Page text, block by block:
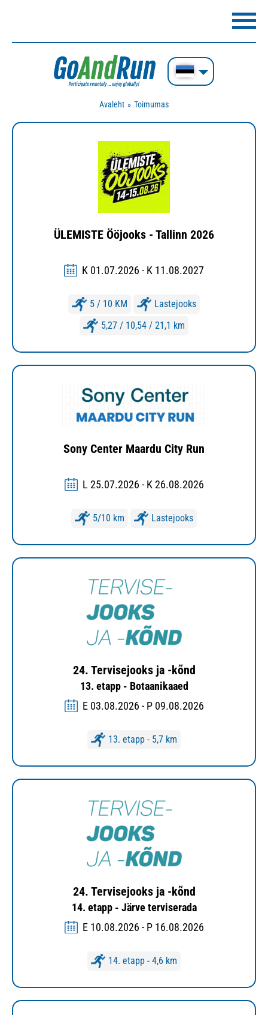
Avaleht Toimumas
ÜLEMISTE Ööjooks - Tallinn 2026
K 01.07.2026 - K 11.08.2027
5 / 10 KM
Lastejooks
5,27 / 10,54 / 21,1 km
Sony Center Maardu City Run
L 25.07.2026 - K 26.08.2026
5/10 km Lastejooks
24. Tervisejooks ja -kõnd
13. etapp - Botaanikaaed
E 03.08.2026 - P 09.08.2026
13. etapp - 5,7 km
24. Tervisejooks ja -kõnd
14. etapp - Järve terviserada
E 10.08.2026 - P 16.08.2026
14. etapp - 4,6 km